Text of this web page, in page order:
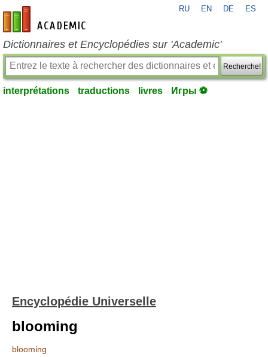
fr-academic.com
RU EN DE ES
Dictionnaires et Encyclopédies sur 'Academic'
Recherche!
interprétations traductions livres Игры ⚽
Encyclopédie Universelle
blooming
blooming